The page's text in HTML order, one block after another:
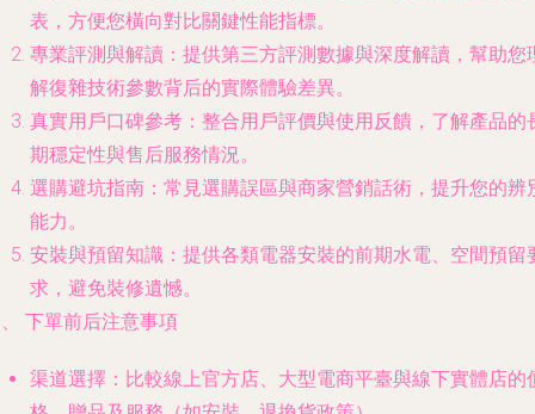
表，方便您橫向對比關鍵性能指標。
專業評測與解讀 ：提供第三方評測數據與深度解讀，幫助您
解復雜技術參數背后的實際體驗差異。
真實用戶口碑參考 ：整合用戶評價與使用反饋，了解產品的
期穩定性與售后服務情況。
選購避坑指南 ：常見選購誤區與商家營銷話術，提升您的辨
能力。
安裝與預留知識 ：提供各類電器安裝的前期水電、空間預留
求，避免裝修遺憾。
下單前后注意事項
渠道選擇 ：比較線上官方店、大型電商平臺與線下實體店的